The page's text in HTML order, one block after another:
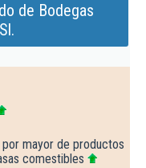
de Bodegas
mayor de productos
comestibles